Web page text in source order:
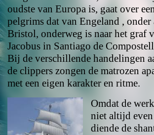
oudste van Europa is, gaat over
pelgrims dat van Engeland , onder
Bristol, onderweg is naar het graf
Jacobus in Santiago de
Bij de verschillende handelingen
de clippers zongen de matrozen
met een eigen karakter en ritme.
Omdat de
niet altijd
diende de